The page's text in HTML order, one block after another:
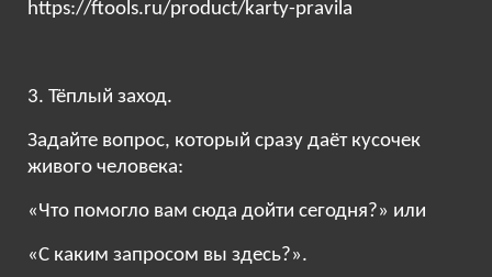
https://ftools.ru/product/karty-pravila
3. Тёплый заход.
Задайте вопрос, который сразу даёт кусочек
живого человека:
«Что помогло вам сюда дойти сегодня?» или
«С каким запросом вы здесь?».